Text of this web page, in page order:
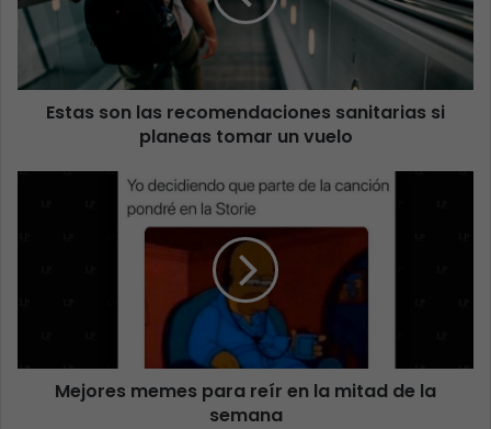
Estas son las recomendaciones sanitarias si
planeas tomar un vuelo
Mejores memes para reír en la mitad de la
semana